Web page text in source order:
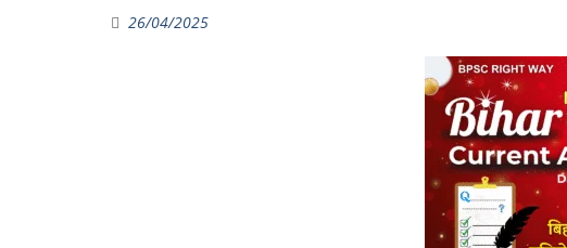
26/04/2025